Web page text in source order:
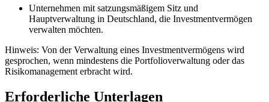
Unternehmen mit satzungsmäßigem Sitz und
Hauptverwaltung in Deutschland, die Investmentvermögen
verwalten möchten.
Hinweis: Von der Verwaltung eines Investmentvermögens wird
gesprochen, wenn mindestens die Portfolioverwaltung oder das
Risikomanagement erbracht wird.
Erforderliche Unterlagen